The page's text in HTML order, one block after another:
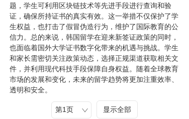
题，学生可利用区块链技术等先进手段进行查询和验
证，确保所持证书的真实有效。这一举措不仅保护了学
生权益，也打击了假冒伪造行为，维护了国际教育的公
信力。总的来说，韩国留学在迎来新签证政策的同时，
也面临着国外大学证书数字化带来的机遇与挑战。学生
和家长需密切关注政策动态，选择正规渠道获取相关文
件，并利用现代科技手段保障自身权益。随着全球教育
市场的发展和变化，未来的留学趋势将更加注重效率、
透明和安全。
显示全部